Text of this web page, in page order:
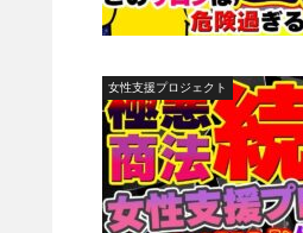
女性支援プロジェクト